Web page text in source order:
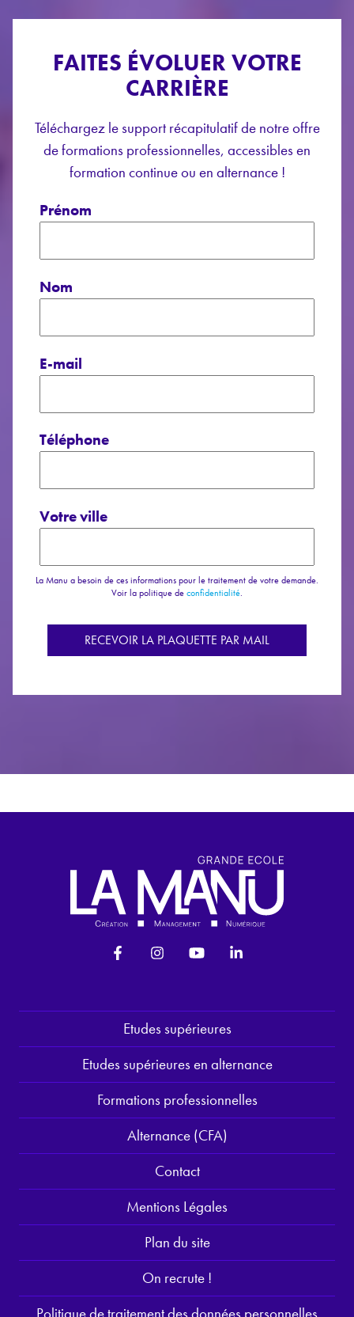
FAITES ÉVOLUER VOTRE
CARRIÈRE
Téléchargez le support récapitulatif de notre offre
de formations professionnelles, accessibles en
formation continue ou en alternance !
Prénom
Nom
E-mail
Téléphone
Votre ville
La Manu a besoin de ces informations pour le traitement de votre demande.
Voir la politique deconfidentialité.
Etudes supérieures
Etudes supérieures en alternance
Formations professionnelles
Alternance (CFA)
Contact
Mentions Légales
Plan du site
On recrute !